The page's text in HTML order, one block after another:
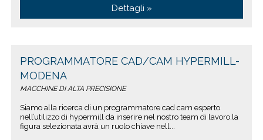
Dettagli »
PROGRAMMATORE CAD/CAM HYPERMILL-
MODENA
MACCHINE DI ALTA PRECISIONE
Siamo alla ricerca di un programmatore cad cam esperto
nell’utilizzo di hypermill da inserire nel nostro team di lavoro.la
figura selezionata avrà un ruolo chiave nell...